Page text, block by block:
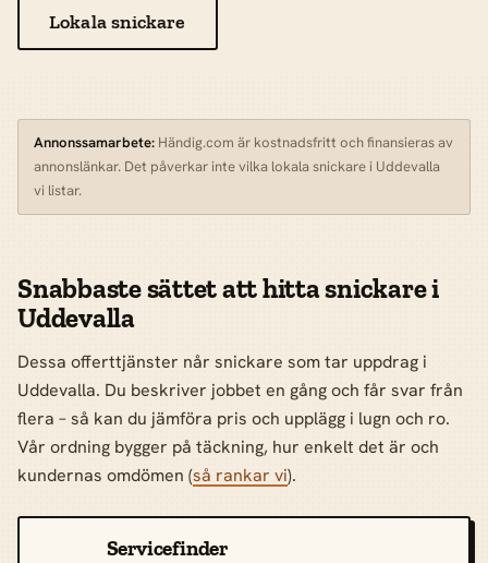
Lokala snickare
Annonssamarbete: Händig.com är kostnadsfritt och finansieras av
annonslänkar. Det påverkar inte vilka lokala snickare i Uddevalla
vi listar.
Snabbaste sättet att hitta snickare i
Uddevalla
Dessa offerttjänster når snickare som tar uppdrag i
Uddevalla. Du beskriver jobbet en gång och får svar från
flera – så kan du jämföra pris och upplägg i lugn och ro.
Vår ordning bygger på täckning, hur enkelt det är och
kundernas omdömen (så rankar vi).
Servicefinder